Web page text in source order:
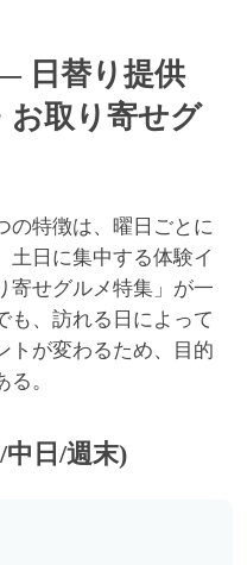
日替り提供
お取り寄せグ
の特徴は、曜日ごとに
土日に集中する体験イ
寄せグルメ特集」が一
も、訪れる日によって
トが変わるため、目的
。
日/週末)